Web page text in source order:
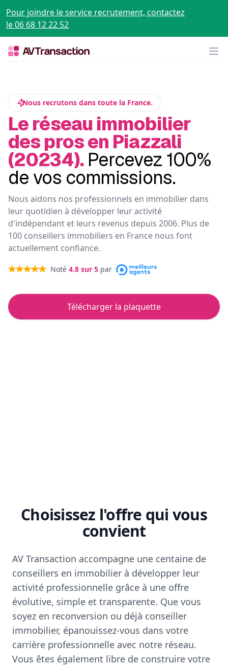
Pour joindre le service recrutement, contactez
le 06 68 12 22 52
Nous recrutons dans toute la France.
Le réseau immobilier
des pros en Piazzali
(20234). Percevez 100%
de vos commissions.
Nous aidons nos professionnels en immobilier dans
leur quotidien à développer leur activité
d'indépendant et leurs revenus depuis 2006. Plus de
100 conseillers immobiliers en France nous font
actuellement confiance.
Noté 4.8 sur 5 par
Télécharger la plaquette
Choisissez l'offre qui vous
convient
AV Transaction accompagne une centaine de
conseillers en immobilier à développer leur
activité professionnelle grâce à une offre
évolutive, simple et transparente. Que vous
soyez en reconversion ou déjà conseiller
immobilier, épanouissez-vous dans votre
carrière professionnelle avec notre réseau.
Vous êtes également libre de construire votre